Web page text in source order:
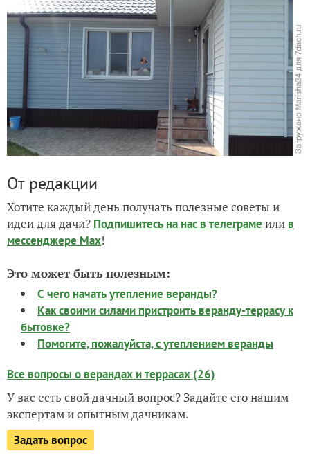
От редакции
Хотите каждый день получать полезные советы и
идеи для дачи? Подпишитесь на нас в телеграме или в
мессенджере Max!
Это может быть полезным:
С чего начать утепление веранды?
Как своими силами пристроить веранду-террасу к
бытовке?
Помогите, пожалуйста, с утеплением веранды
Все вопросы о верандах и террасах (26)
У вас есть свой дачный вопрос? Задайте его нашим
экспертам и опытным дачникам.
Задать вопрос